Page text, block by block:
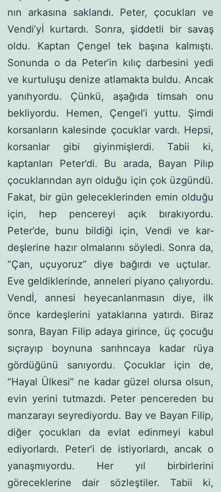
nın arkasına saklandı. Peter, çocukları ve
Vendi’yİ kurtardı. Sonra, şiddetli bir savaş
oldu. Kaptan Çengel tek başına kalmıştı.
Sonunda o da Peter’in kılıç darbesini yedi
ve kurtuluşu denize atlamak­ta buldu. Ancak
yanıhyordu. Çünkü, aşağıda timsah onu
bekliyordu. Hemen, Çengel’i yuttu. Şimdi
korsanların kalesinde çocuklar vardı. Hepsi,
korsanlar gibi giyinmişlerdi. Tabii ki,
kaptanları Peter’di. Bu arada, Bayan Pilıp
çocuklarından ayrı olduğu için çok üz­gündü.
Fakat, bir gün geleceklerinden emin olduğu
için, hep pen­cereyi açık bırakıyordu.
Peter’de, bunu bildiği için, Vendi ve kar­
deşlerine hazır olmalarını söyledi. Sonra da,
“Çan, uçuyoruz” diye bağırdı ve uçtular.
Eve geldiklerinde, anneleri piyano çalıyordu.
Vendİ, annesi heyecanlanmasın diye, ilk
önce kardeşlerini yataklarına yatırdı. Biraz
sonra, Bayan Filip adaya girince, üç çocuğu
sıçrayıp boynuna sarıhncaya kadar rüya
gördüğünü sanıyordu. Çocuklar için de,
“Hayal Ülkesi” ne kadar güzel olursa olsun,
evin yerini tutmazdı. Peter pencereden bu
manzarayı seyrediyordu. Bay ve Bayan Filip,
diğer çocukları da evlat edinmeyi kabul
ediyorlardı. Peter’i de istiyorlardı, ancak o
yanaşmıyordu. Her yıl birbirlerini
göreceklerine dair sözleştiler. Tabii ki,